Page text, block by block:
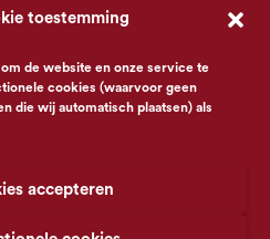
toestemming
de website en onze service te
cookies (waarvoor geen
die wij automatisch plaatsen) als
accepteren